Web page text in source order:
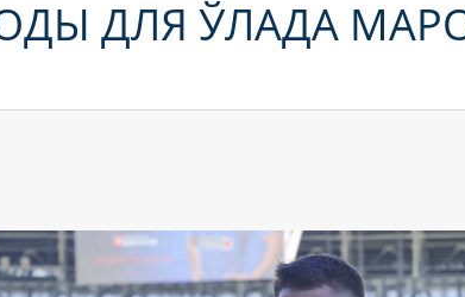
ДЛЯ ЎЛАДА